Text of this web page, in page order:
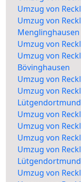
Umzug von
Umzug von
Menglinghausen
Umzug von
Umzug von
Bövinghausen
Umzug von
Umzug von
Lütgendortmund
Umzug von
Umzug von
Umzug von
Umzug von
Lütgendortmund
Umzug von